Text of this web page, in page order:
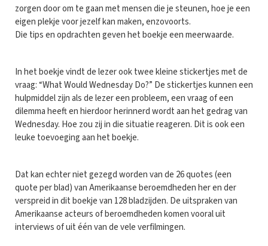
zorgen door om te gaan met mensen die je steunen, hoe je een
eigen plekje voor jezelf kan maken, enzovoorts.
Die tips en opdrachten geven het boekje een meerwaarde.
In het boekje vindt de lezer ook twee kleine stickertjes met de
vraag: “What Would Wednesday Do?” De stickertjes kunnen een
hulpmiddel zijn als de lezer een probleem, een vraag of een
dilemma heeft en hierdoor herinnerd wordt aan het gedrag van
Wednesday. Hoe zou zij in die situatie reageren. Dit is ook een
leuke toevoeging aan het boekje.
Dat kan echter niet gezegd worden van de 26 quotes (een
quote per blad) van Amerikaanse beroemdheden her en der
verspreid in dit boekje van 128 bladzijden. De uitspraken van
Amerikaanse acteurs of beroemdheden komen vooral uit
interviews of uit één van de vele verfilmingen.